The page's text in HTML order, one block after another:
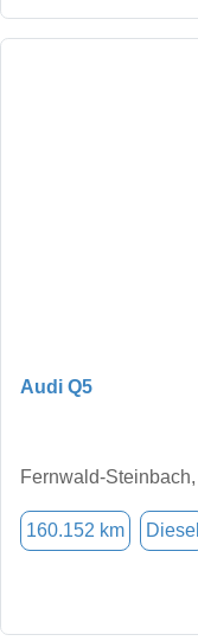
Audi Q5
Fernwald-
160.152 km Diesel